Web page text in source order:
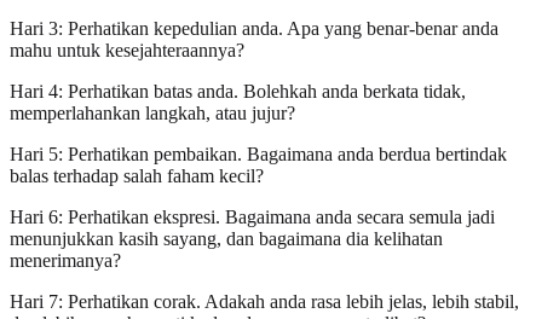
Hari 3: Perhatikan kepedulian anda. Apa yang benar-benar anda
mahu untuk kesejahteraannya?
Hari 4: Perhatikan batas anda. Bolehkah anda berkata tidak,
memperlahankan langkah, atau jujur?
Hari 5: Perhatikan pembaikan. Bagaimana anda berdua bertindak
balas terhadap salah faham kecil?
Hari 6: Perhatikan ekspresi. Bagaimana anda secara semula jadi
menunjukkan kasih sayang, dan bagaimana dia kelihatan
menerimanya?
Hari 7: Perhatikan corak. Adakah anda rasa lebih jelas, lebih stabil,